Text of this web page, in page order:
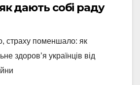
як дають собі раду
страху поменшало: як
здоров’я українців від